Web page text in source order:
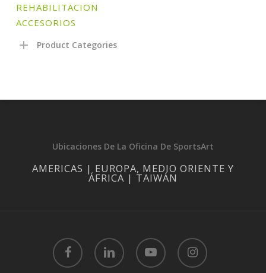
REHABILITACION
ACCESORIOS
Product Categories
Ubicaciones De La Oficina De SportsArt
AMERICAS | EUROPA, MEDIO ORIENTE Y
ÁFRICA | TAIWÁN
facebook linkedin youtube instagram